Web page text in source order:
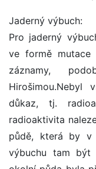
Jaderný výbuch:
Pro jaderný
ve formě mutace
záznamy,
Hirošimou.Nebyl
důkaz, tj.
radioaktivita
půdě, která by v
výbuchu tam být